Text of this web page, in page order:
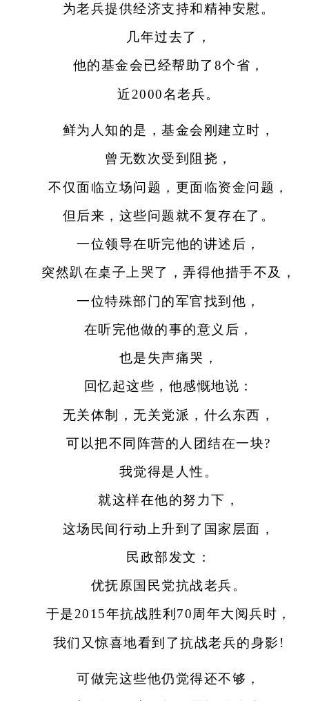
为老兵提供经济支持和精神安慰。
几年过去了，
他的基金会已经帮助了8个省，
近2000名老兵。
鲜为人知的是，基金会刚建立时，
曾无数次受到阻挠，
不仅面临立场问题，更面临资金问题，
但后来，这些问题就不复存在了。
一位领导在听完他的讲述后，
突然趴在桌子上哭了，弄得他措手不及，
一位特殊部门的军官找到他，
在听完他做的事的意义后，
也是失声痛哭，
回忆起这些，他感慨地说：
无关体制，无关党派，什么东西，
可以把不同阵营的人团结在一块?
我觉得是人性。
就这样在他的努力下，
这场民间行动上升到了国家层面，
民政部发文：
优抚原国民党抗战老兵。
于是2015年抗战胜利70周年大阅兵时，
我们又惊喜地看到了抗战老兵的身影!
可做完这些他仍觉得还不够，